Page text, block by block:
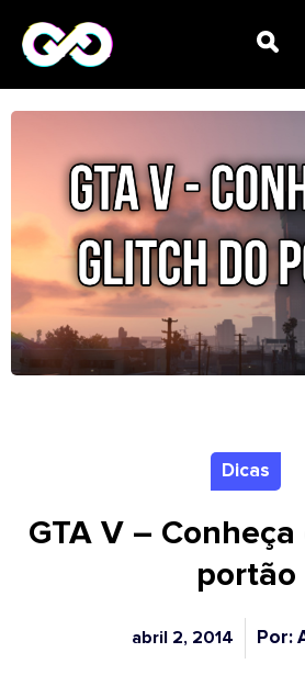
Dicas
GTA V –
portão
abril 2, 2014 Por: